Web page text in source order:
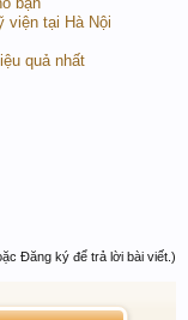
viện tại Hà Nội
quả nhất
Đăng ký để trả lời bài viết.)